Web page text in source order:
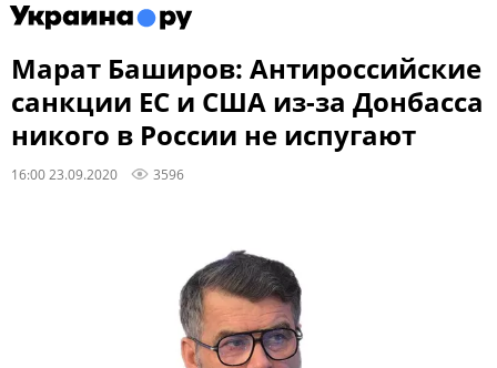
Марат Баширов: Антироссийские
санкции ЕС и США из-за Донбасса
никого в России не испугают
16:00 23.09.2020 3596